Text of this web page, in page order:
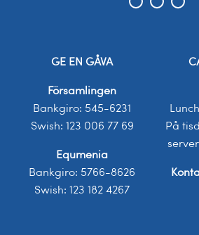
GE EN GÅVA
Församlingen
Bankgiro: 545-6231
Swish: 123 006 77 69
Equmenia
Bankgiro: 5766-8626
Swish: 123 182 4267
På